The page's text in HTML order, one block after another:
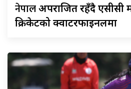
नेपालअपराजित रहँदै एसीसी
क्रिकेटको क्वार्टरफाइनलमा